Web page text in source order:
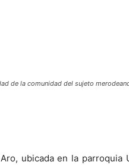
de la comunidad del sujeto
ubicada en la parroquia